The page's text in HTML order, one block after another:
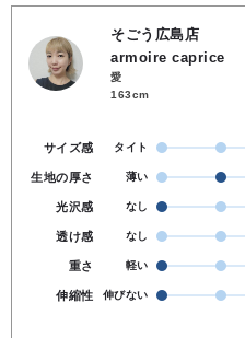
そごう広島店
armoire caprice
愛
163cm
サイズ感 タイト
生地の厚さ 薄い
光沢感 なし
透け感 なし
重さ 軽い
伸縮性 伸びない